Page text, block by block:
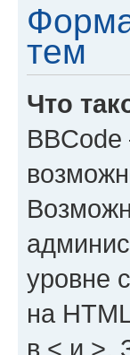
тем
Что
уровне
на
в < и >.